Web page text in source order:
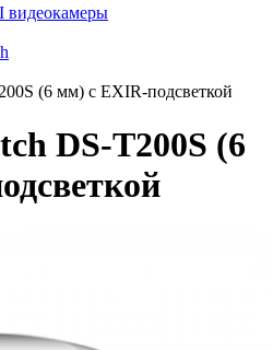
(6 мм) с EXIR-подсветкой
DS-T200S (6